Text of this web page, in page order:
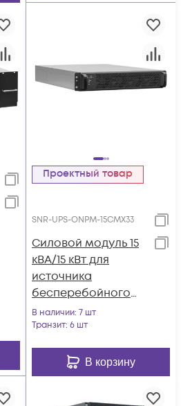
Проектный товар
SNR-UPS-ONPM-15CMX33
Силовой модуль 15
кВА/15 кВт для
источника
бесперебойного
питания серии СМ
(SNR-UPS-ONPM-
В наличии: 7 шт
Транзит: 6 шт
В корзину